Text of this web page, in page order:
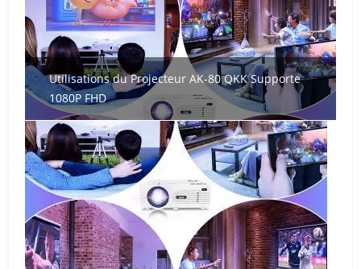
Utilisations du Projecteur AK-80 QKK Supporte
1080P FHD